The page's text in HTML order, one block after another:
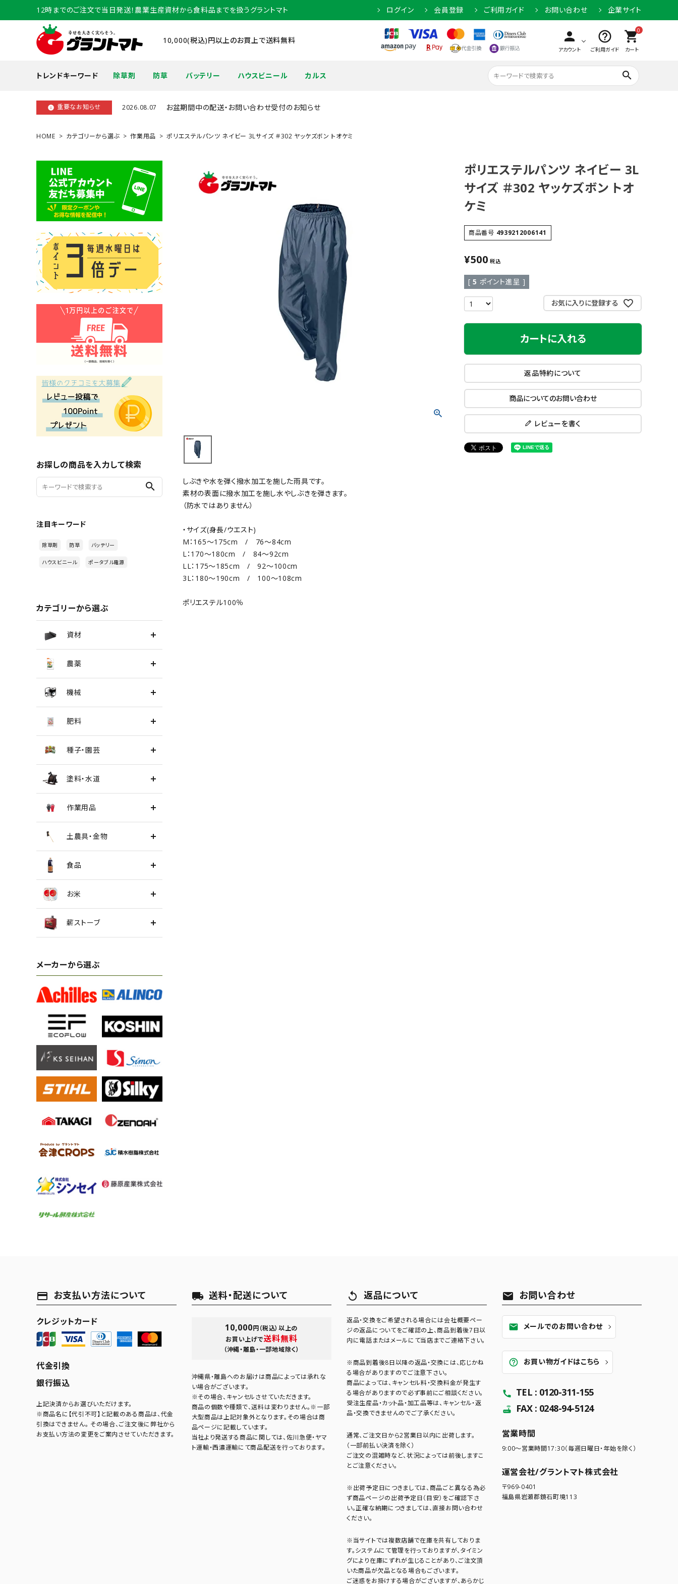
12時までのご注文で当日発送！農業生産資材から食料品までを扱うグラントマト ログイン 会員登録 ご利用ガイド お問い合わせ 企業サイト
10,000(税込)円以上のお買上で送料無料 person
アカウント
help_outline
ご利用ガイド
0
shopping_cart
カート
トレンドキーワード 除草剤 防草 バッテリー ハウスビニール カルス search
info 重要なお知らせ 2026.08.07 お盆期間中の配送・お問い合わせ受付のお知らせ
HOME カテゴリーから選ぶ 作業用品 ポリエステルパンツ ネイビー 3Lサイズ ＃302 ヤッケズボン トオケミ
お探しの商品を入力して検索
search
注目キーワード
除草剤 防草 バッテリー
ハウスビニール ポータブル電源
カテゴリーから選ぶ
資材
農薬
機械
肥料
種子・園芸
塗料・水道
作業用品
土農具・金物
食品
お米
薪ストーブ
メーカーから選ぶ
しぶきや水を弾く撥水加工を施した雨具です。
素材の表面に撥水加工を施し水やしぶきを弾きます。
（防水ではありません）
・サイズ(身長/ウエスト)
M：165～175cm / 76～84cm
L：170～180cm / 84～92cm
LL：175～185cm / 92～100cm
3L：180～190cm / 100～108cm
ポリエステル100％
ポリエステルパンツ ネイビー 3L
サイズ ＃302 ヤッケズボン トオ
ケミ
商品番号 4939212006141
¥500 税込
[ 5 ポイント進呈 ]
お気に入りに登録する
カートに入れる
返品特約について
商品についてのお問い合わせ
レビューを書く
payment お支払い方法について
クレジットカード
代金引換
銀行振込
上記決済からお選びいただけます。
※商品名に【代引不可】と記載のある商品は、代金
引換はできません。 その場合、ご注文後に弊社から
お支払い方法の変更をご案内させていただきます。
local_shipping 送料・配送について
10,000円（税込）以上の
お買い上げで送料無料
（沖縄・離島・一部地域除く）
沖縄県・離島へのお届けは商品によっては承れな
い場合がございます。
※その場合、キャンセルさせていただきます。
商品の個数や種類で、送料は変わりません。※一部
大型商品は上記対象外となります。その場合は商
品ページに記載しています。
当社より発送する商品に関しては、佐川急便・ヤマ
ト運輸・西濃運輸にて商品配送を行っております。
replay 返品について
返品・交換をご希望される場合には会社概要ペー
ジの返品についてをご確認の上、商品到着後7日以
内に電話またはメールにて当店までご連絡下さい。
※商品到着後8日以降の返品・交換には、応じかね
る場合がありますのでご注意下さい。
商品によっては、キャンセル料・交換料金が発生す
る場合がありますので必ず事前にご相談ください。
受注生産品・カット品・加工品等は、キャンセル・返
品・交換できませんのでご了承ください。
通常、ご注文日から2営業日以内に出荷します。
（一部前払い決済を除く）
ご注文の混雑時など、状況によっては前後しますこ
とご注意ください。
※出荷予定日につきましては、商品ごと異なる為必
ず商品ページの出荷予定日（目安）をご確認下さ
い。正確な納期につきましては、直接お問い合わせ
ください。
※当サイトでは複数店舗で在庫を共有しておりま
す。システムにて管理を行っておりますが、タイミン
グにより在庫にずれが生じることがあり、ご注文頂
いた商品が欠品となる場合もございます。
ご迷惑をお掛けする場合がございますが、あらかじ
mail お問い合わせ
mail メールでのお問い合わせ
help_outline お買い物ガイドはこちら
call TEL : 0120-311-155
router FAX : 0248-94-5124
営業時間
9:00～営業時間17:30（毎週日曜日・年始を除く）
運営会社/グラントマト株式会社
〒969-0401
福島県岩瀬郡鏡石町境113